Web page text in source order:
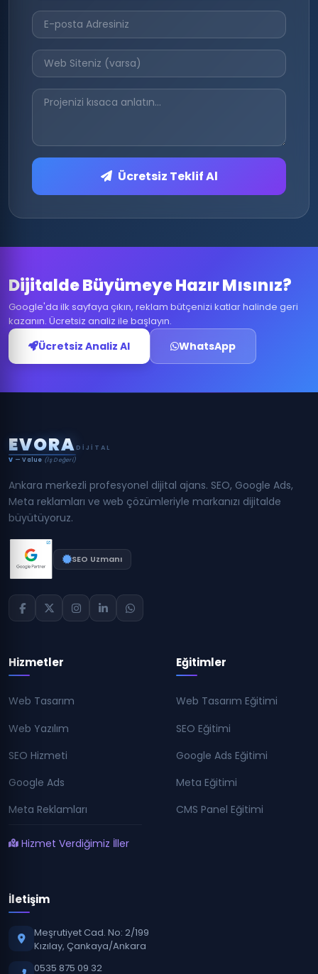
Ücretsiz Teklif Al
Dijitalde Büyümeye Hazır Mısınız?
Google'da ilk sayfaya çıkın, reklam bütçenizi katlar halinde geri
kazanın. Ücretsiz analiz ile başlayın.
Ücretsiz Analiz Al WhatsApp
EVORA DIJITAL
V — Value (İş Değeri)
Ankara merkezli profesyonel dijital ajans. SEO, Google Ads,
Meta reklamları ve web çözümleriyle markanızı dijitalde
büyütüyoruz.
SEO Uzmanı
Hizmetler
Web Tasarım
Web Yazılım
SEO Hizmeti
Google Ads
Meta Reklamları
Hizmet Verdiğimiz İller
Eğitimler
Web Tasarım Eğitimi
SEO Eğitimi
Google Ads Eğitimi
Meta Eğitimi
CMS Panel Eğitimi
İletişim
Meşrutiyet Cad. No: 2/199
Kızılay, Çankaya/Ankara
0535 875 09 32